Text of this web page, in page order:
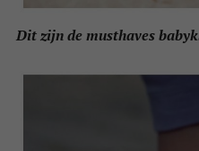
Dit zijn de musthaves